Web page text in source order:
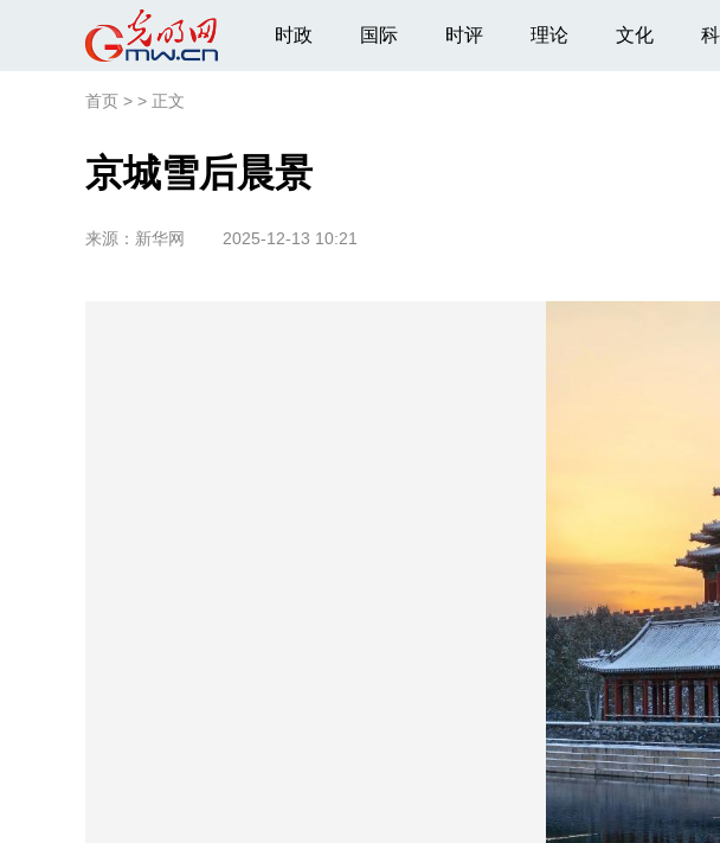
时政 国际 时评 理论 文化
首页 > > 正文
京城雪后晨景
来源： 新华网 2025-12-13 10:21